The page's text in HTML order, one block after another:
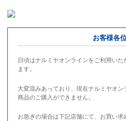
お客様各
日頃はナルミヤオンラインをご利用い
ます。
大変混みあっており、現在ナルミヤオ
商品のご購入ができません。
お急ぎの場合は下記店舗にて、お買い求